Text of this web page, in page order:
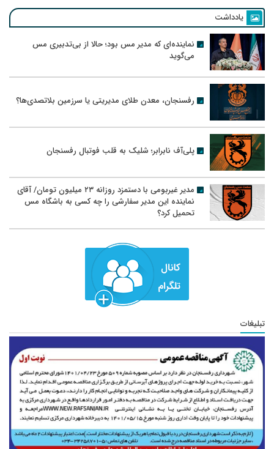
یادداشت
نماینده‌ای که مدیر مس بود؛ حالا از بی‌تدبیری مس
می‌گوید
رفسنجان، معدن طلای مدیریتی یا سرزمین بلاتصدی‌ها؟
پلی‌آف نابرابر؛ شلیک به قلب فوتبال رفسنجان
مدیر غیربومی با دستمزد روزانه ۲۳ میلیون تومان/ آقای
نماینده این مدیر سفارشی را چه کسی به باشگاه مس
تحمیل کرد؟
تبلیغات